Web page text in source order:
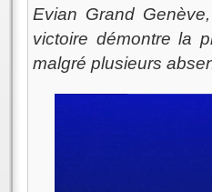
Evian Grand
victoire démontre la
malgré plusieurs